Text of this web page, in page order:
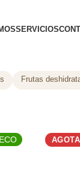
SERVICIOS
Frutas
ECO